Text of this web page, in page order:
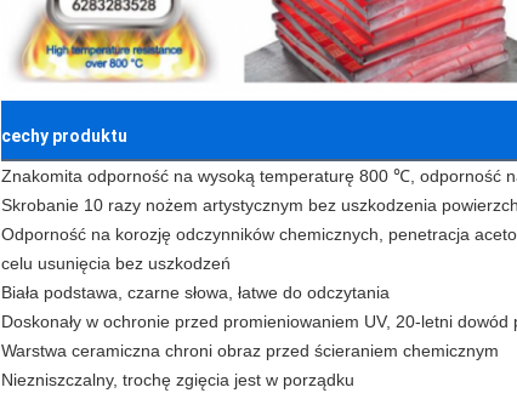
cechy produktu
Znakomita odporność na wysoką temperaturę 800 ℃, odporność
Skrobanie 10 razy nożem artystycznym bez uszkodzenia
Odporność na korozję odczynników chemicznych, penetracja
celu usunięcia bez uszkodzeń
Biała podstawa, czarne słowa, łatwe do odczytania
Doskonały w ochronie przed promieniowaniem UV, 20-letni dowód
Warstwa ceramiczna chroni obraz przed ścieraniem chemicznym
Niezniszczalny, trochę zgięcia jest w porządku